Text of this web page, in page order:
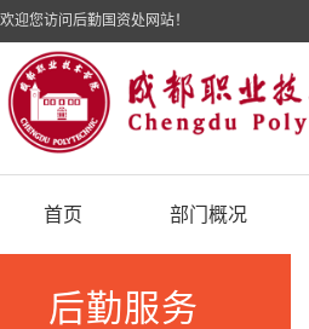
欢迎您访问后勤国资处网站！
首页 部门概况
后勤服务